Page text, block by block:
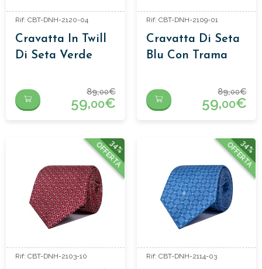
Rif: CBT-DNH-2120-04
Cravatta In Twill
Di Seta Verde
89,00€
59,00€
Rif: CBT-DNH-2109-01
Cravatta Di Seta
Blu Con Trama
89,00€
59,00€
34%
OFFERTA
Rif: CBT-DNH-2103-10
34%
OFFERTA
Rif: CBT-DNH-2114-03